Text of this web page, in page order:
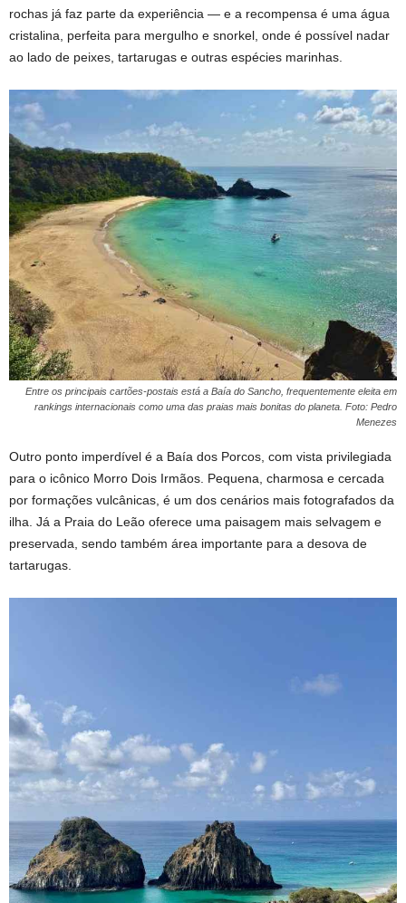
rochas já faz parte da experiência — e a recompensa é uma água
cristalina, perfeita para mergulho e snorkel, onde é possível nadar
ao lado de peixes, tartarugas e outras espécies marinhas.
Entre os principais cartões-postais está a Baía do Sancho, frequentemente eleita em
rankings internacionais como uma das praias mais bonitas do planeta. Foto: Pedro
Menezes
Outro ponto imperdível é a Baía dos Porcos, com vista privilegiada
para o icônico Morro Dois Irmãos. Pequena, charmosa e cercada
por formações vulcânicas, é um dos cenários mais fotografados da
ilha. Já a Praia do Leão oferece uma paisagem mais selvagem e
preservada, sendo também área importante para a desova de
tartarugas.